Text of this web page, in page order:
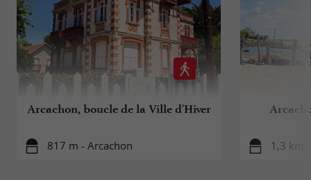
Arcachon, boucle de la Ville d'Hiver
817 m - Arcachon 1,3 km